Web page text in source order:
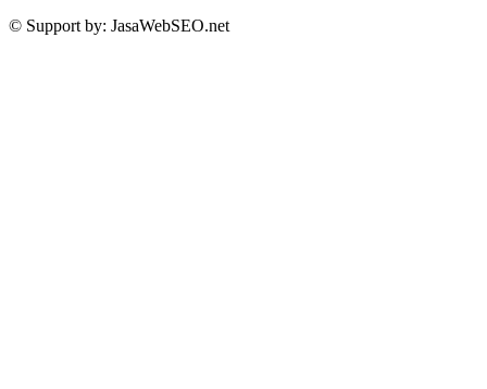
© Support by: JasaWebSEO.net